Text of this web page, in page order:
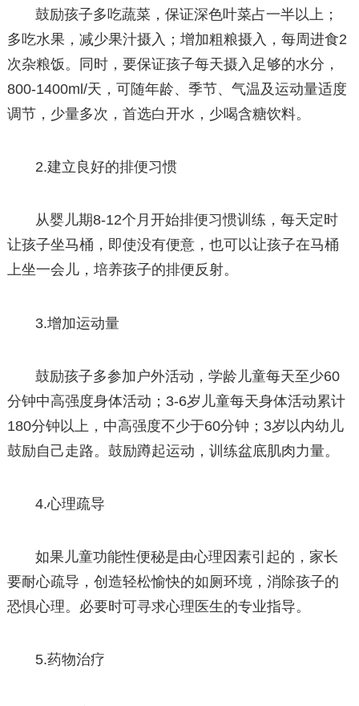
鼓励孩子多吃蔬菜，保证深色叶菜占一半以上；
多吃水果，减少果汁摄入；增加粗粮摄入，每周进食2
次杂粮饭。同时，要保证孩子每天摄入足够的水分，
800-1400ml/天，可随年龄、季节、气温及运动量适度
调节，少量多次，首选白开水，少喝含糖饮料。
2.建立良好的排便习惯
从婴儿期8-12个月开始排便习惯训练，每天定时
让孩子坐马桶，即使没有便意，也可以让孩子在马桶
上坐一会儿，培养孩子的排便反射。
3.增加运动量
鼓励孩子多参加户外活动，学龄儿童每天至少60
分钟中高强度身体活动；3-6岁儿童每天身体活动累计
180分钟以上，中高强度不少于60分钟；3岁以内幼儿
鼓励自己走路。鼓励蹲起运动，训练盆底肌肉力量。
4.心理疏导
如果儿童功能性便秘是由心理因素引起的，家长
要耐心疏导，创造轻松愉快的如厕环境，消除孩子的
恐惧心理。必要时可寻求心理医生的专业指导。
5.药物治疗